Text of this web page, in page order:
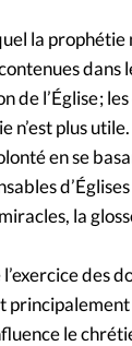
la prophétie
dans
l’Église ;
plus
en se
la
des
le